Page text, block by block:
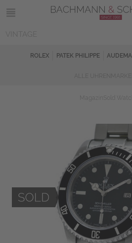
ROLEX PATEK PHILIPPE